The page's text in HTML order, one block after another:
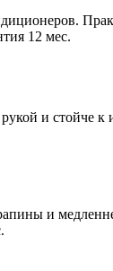
12 мес.
и стойче
и